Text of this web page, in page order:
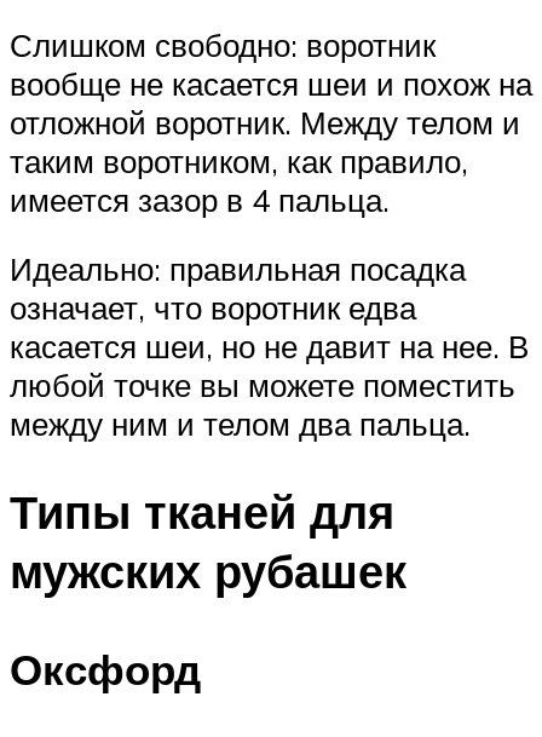
Слишком свободно: воротник
вообще не касается шеи и похож на
отложной воротник. Между телом и
таким воротником, как правило,
имеется зазор в 4 пальца.
Идеально: правильная посадка
означает, что воротник едва
касается шеи, но не давит на нее. В
любой точке вы можете поместить
между ним и телом два пальца.
Типы тканей для
мужских рубашек
Оксфорд